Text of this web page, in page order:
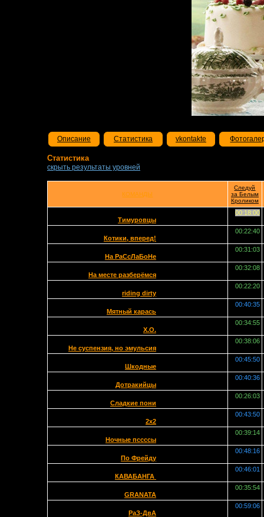
Описание Статистика vkontakte
Статистика
скрыть результаты уровней
КОМАНДЫ
Следуй
за Белым
Кроликом
Тимуровцы
00:18:00
Котики, вперед!
00:22:40
На РаСсЛаБоНе
00:31:03
На месте разберёмся
00:32:08
riding dirty
00:22:20
Мятный карась
00:40:35
X.O.
00:34:55
Не суспензия, но эмульсия
00:38:06
Шкодные
00:45:50
Дотракийцы
00:40:36
Сладкие пони
00:26:03
2x2
00:43:50
Ночные пссссы
00:39:14
По Фрейду
00:48:16
КАВАБАНГА
00:46:01
GRANATA
00:35:54
РаЗ-ДвА
00:59:06